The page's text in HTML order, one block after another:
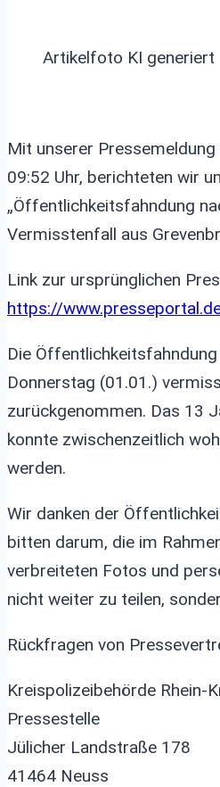
Artikelfoto KI generiert
Mit unserer
09:52 Uhr, berichteten wir
„Öffentlichkeitsfahndung
Vermisstenfall aus
Link zur ursprünglichen
https://
Die
Donnerstag (01.01.)
zurückgenommen. Das 13
konnte zwischenzeitlich
werden.
Wir danken der
bitten darum, die im
verbreiteten Fotos und
nicht weiter zu teilen,
Rückfragen von
Kreispolizeibehörde Rhein-
Pressestelle
Jülicher Landstraße 178
41464 Neuss